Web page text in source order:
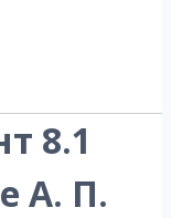
8.1
А. П.